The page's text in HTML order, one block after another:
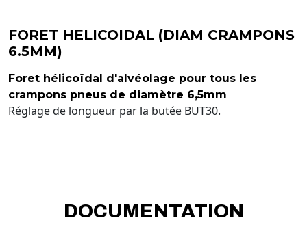
FORET HELICOIDAL (DIAM CRAMPONS
6.5MM)
Foret hélicoïdal d'alvéolage pour tous les
crampons pneus de diamètre 6,5mm
Réglage de longueur par la butée BUT30.
DOCUMENTATION